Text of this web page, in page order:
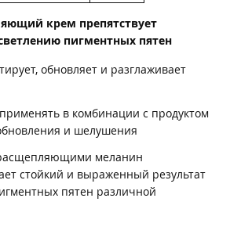
крем препятствует
пигментных пятен
обновляет и разглаживает
в комбинации с продуктом
и шелушения
меланин
стойкий и выраженный результат
пятен различной